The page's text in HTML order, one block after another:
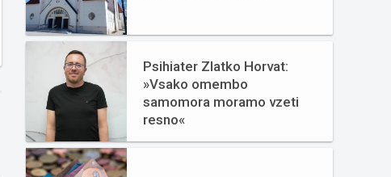
Psihiater Zlatko Horvat:
»Vsako omembo
samomora moramo vzeti
resno«